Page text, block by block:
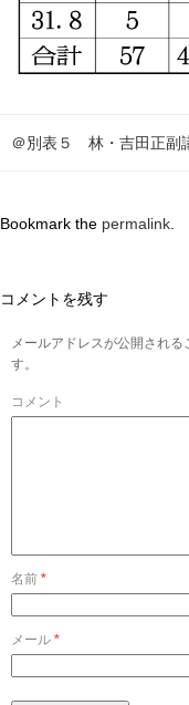
＠別表５ 林・吉田正副
Bookmark the permalink.
コメントを残す
メールアドレスが公開され
す。
コメント
名前 *
メール *